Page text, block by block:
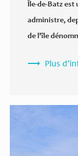
Île-de-Batz est
administre,
de l'île
Plus